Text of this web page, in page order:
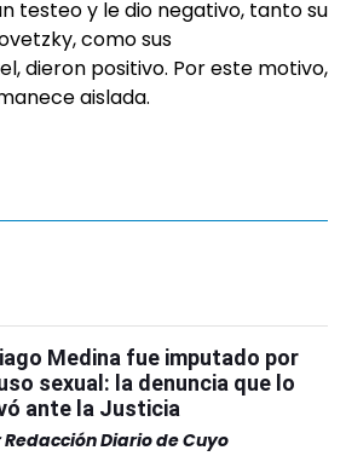
testeo y le dio negativo, tanto su
como sus
dieron positivo. Por este motivo,
aislada.
Medina fue imputado por
sexual: la denuncia que lo
ante la Justicia
Redacción Diario de Cuyo